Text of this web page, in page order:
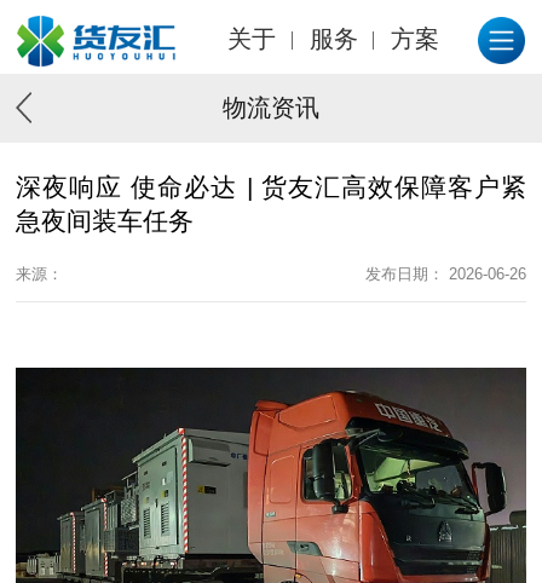
关于 服务 方案
物流资讯
深夜响应 使命必达 | 货友汇高效保障客户紧
急夜间装车任务
来源： 发布日期： 2026-06-26